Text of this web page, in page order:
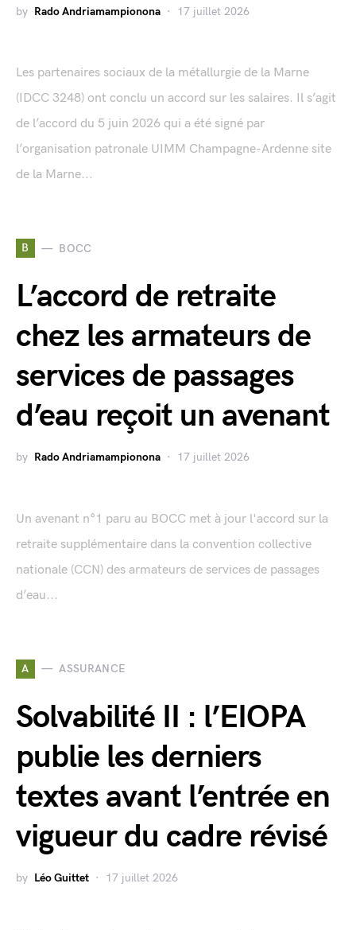
by Rado Andriamampionona 17 juillet 2026
Les partenaires sociaux de la métallurgie de la Marne
(IDCC 3248) ont conclu un accord sur les salaires. Il s’agit
de l’accord du 5 juin 2026 qui a été signé par
l’organisation patronale UIMM Champagne-Ardenne site
de la Marne...
B BOCC
L’accord de retraite
chez les armateurs de
services de passages
d’eau reçoit un avenant
by Rado Andriamampionona 17 juillet 2026
Un avenant n°1 paru au BOCC met à jour l'accord sur la
retraite supplémentaire dans la convention collective
nationale (CCN) des armateurs de services de passages
d’eau...
A ASSURANCE
Solvabilité II : l’EIOPA
publie les derniers
textes avant l’entrée en
vigueur du cadre révisé
by Léo Guittet 17 juillet 2026